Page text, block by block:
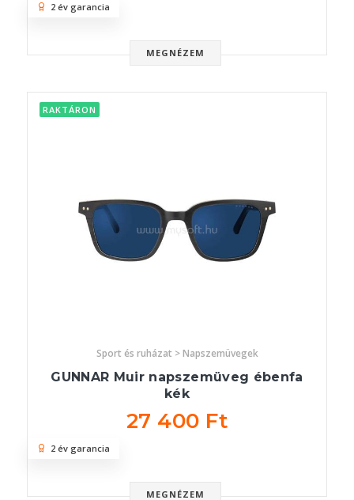
MEGNÉZEM
2 év garancia
RAKTÁRON
Sport és ruházat > Napszemüvegek
GUNNAR Muir napszemüveg ébenfa
kék
27 400 Ft
MEGNÉZEM
2 év garancia